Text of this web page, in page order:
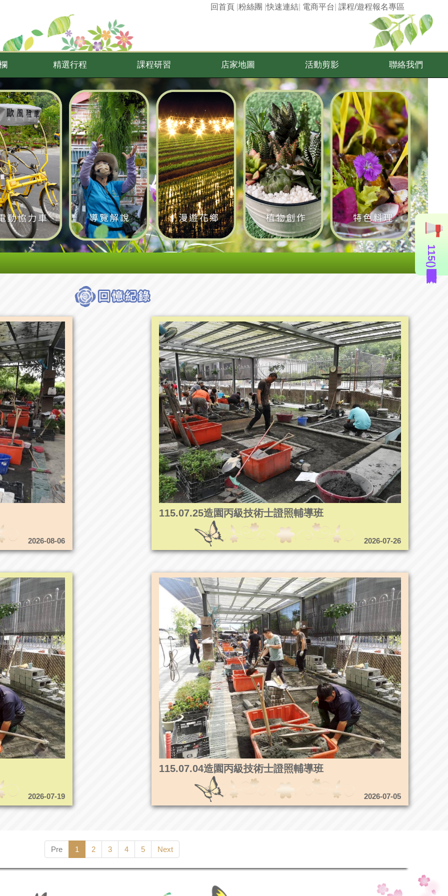
課程/遊程報名專區
電商平台
快速連結
粉絲團 |
回首頁
精選行程 課程研習 店家地圖 活動剪影 聯絡我們
2026-08-06
115.07.25造園丙級技術士證照輔導班
2026-07-26
2026-07-19
115.07.04造園丙級技術士證照輔導班
2026-07-05
Pre 1 2 3 4 5 Next
115年度造園景觀丙級技術士證照輔導班(即測即評周六班)